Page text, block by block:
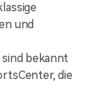
und
bekannt
die